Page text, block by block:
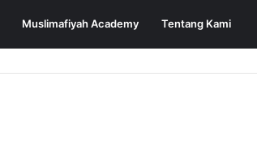
Muslimafiyah Academy Tentang Kami